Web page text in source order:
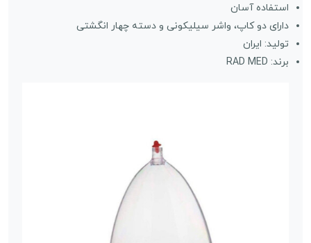
استفاده آسان
دارای دو کاپ، واشر سیلیکونی و دسته چهار انگشتی
تولید: ایران
برند: RAD MED